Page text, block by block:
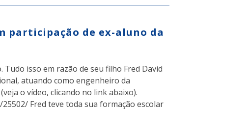
participação de ex-aluno da
isso em razão de seu filho Fred David
atuando como engenheiro da
o vídeo, clicando no link abaixo).
Fred teve toda sua formação escolar